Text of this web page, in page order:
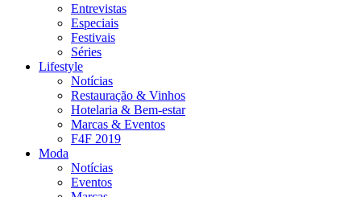
Entrevistas
Especiais
Festivais
Séries
Lifestyle
Notícias
Restauração & Vinhos
Hotelaria & Bem-estar
Marcas & Eventos
F4F 2019
Moda
Notícias
Eventos